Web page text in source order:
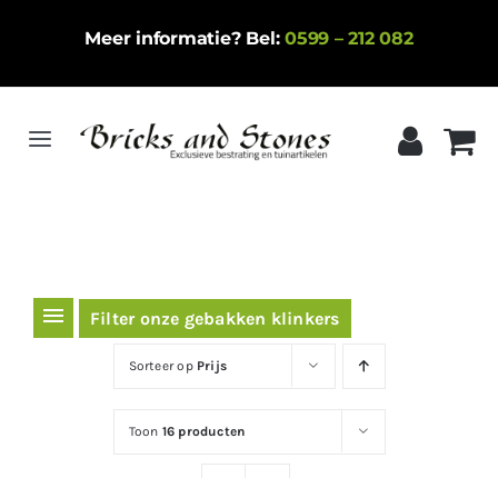
Meer informatie? Bel:0599 – 212 082
Toggle
Keramische tegels
Sorteer op Prijs
Toon 16 producten
Filter onze gebakken klinkers